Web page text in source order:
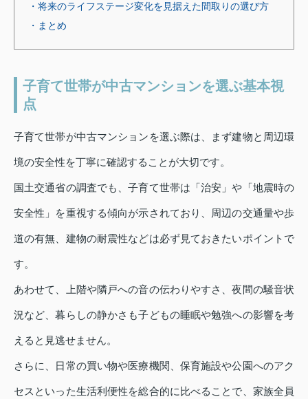
・将来のライフステージ変化を見据えた間取りの選び方
・まとめ
子育て世帯が中古マンションを選ぶ基本視
点
子育て世帯が中古マンションを選ぶ際は、まず建物と周辺環
境の安全性を丁寧に確認することが大切です。
国土交通省の調査でも、子育て世帯は「治安」や「地震時の
安全性」を重視する傾向が示されており、周辺の交通量や歩
道の有無、建物の耐震性などは必ず見ておきたいポイントで
す。
あわせて、上階や隣戸への音の伝わりやすさ、夜間の騒音状
況など、暮らしの静かさも子どもの睡眠や勉強への影響を考
えると見逃せません。
さらに、日常の買い物や医療機関、保育施設や公園へのアク
セスといった生活利便性を総合的に比べることで、家族全員